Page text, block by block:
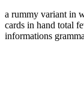
a rummy variant in
cards in hand total
informations